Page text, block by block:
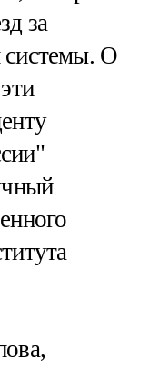
за
системы. О